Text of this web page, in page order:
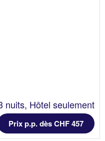
nuits, Hôtel seulement
Prix p.p. dès CHF 457